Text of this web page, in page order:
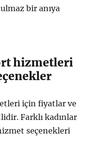
bir anıya
hizmetleri
için fiyatlar ve
Farklı kadınlar
seçenekleri